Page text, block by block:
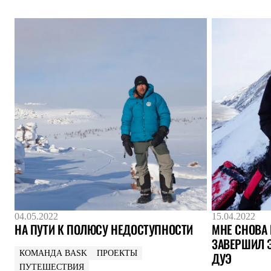
04.05.2022
НА ПУТИ К ПОЛЮСУ НЕДОСТУПНОСТИ
КОМАНДА BASK
ПРОЕКТЫ
ПУТЕШЕСТВИЯ
15.04.2022
МНЕ СНОВА
ЗАВЕРШИЛ
ДУЭ